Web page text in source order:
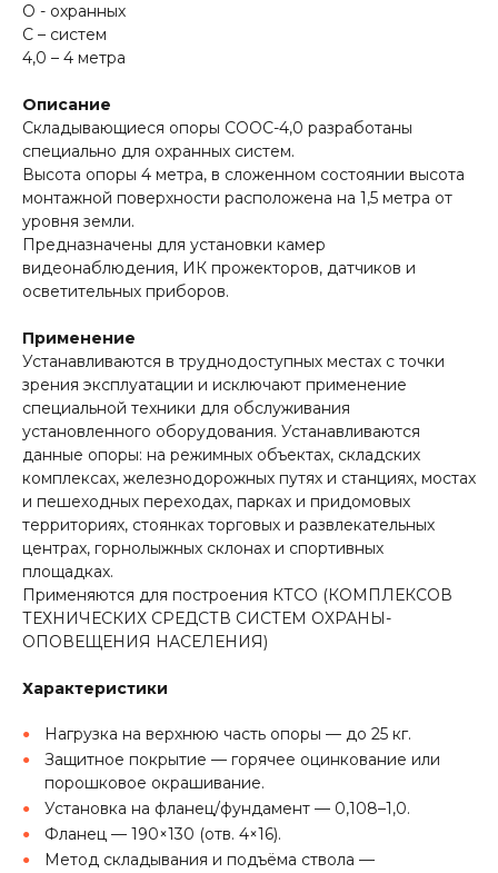
О - охранных
С – систем
4,0 – 4 метра
Описание
Складывающиеся опоры СООС-4,0 разработаны
специально для охранных систем.
Высота опоры 4 метра, в сложенном состоянии высота
монтажной поверхности расположена на 1,5 метра от
уровня земли.
Предназначены для установки камер
видеонаблюдения, ИК прожекторов, датчиков и
осветительных приборов.
Применение
Устанавливаются в труднодоступных местах с точки
зрения эксплуатации и исключают применение
специальной техники для обслуживания
установленного оборудования. Устанавливаются
данные опоры: на режимных объектах, складских
комплексах, железнодорожных путях и станциях, мостах
и пешеходных переходах, парках и придомовых
территориях, стоянках торговых и развлекательных
центрах, горнолыжных склонах и спортивных
площадках.
Применяются для построения КТСО (КОМПЛЕКСОВ
ТЕХНИЧЕСКИХ СРЕДСТВ СИСТЕМ ОХРАНЫ-
ОПОВЕЩЕНИЯ НАСЕЛЕНИЯ)
Характеристики
Нагрузка на верхнюю часть опоры — до 25 кг.
Защитное покрытие — горячее оцинкование или
порошковое окрашивание.
Установка на фланец/фундамент — 0,108–1,0.
Фланец — 190×130 (отв. 4×16).
Метод складывания и подъёма ствола —